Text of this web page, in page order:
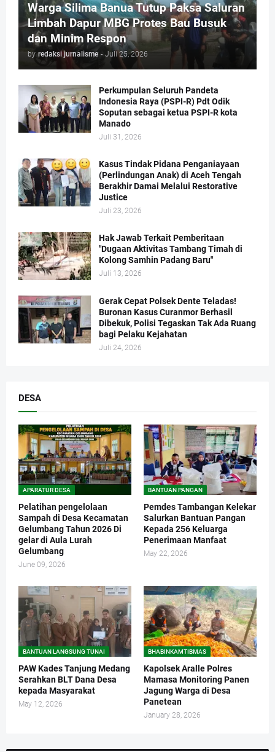
Warga Silima Banua Tutup Paksa Saluran
Limbah Dapur MBG Protes Bau Busuk
dan Minim Respon
by redaksi jurnalisme - Juli 25, 2026
Perkumpulan Seluruh Pandeta
Indonesia Raya (PSPI-R) Pdt Odik
Soputan sebagai ketua PSPI-R kota
Manado
Juli 31, 2026
Kasus Tindak Pidana Penganiayaan
(Perlindungan Anak) di Aceh Tengah
Berakhir Damai Melalui Restorative
Justice
Juli 23, 2026
Hak Jawab Terkait Pemberitaan
"Dugaan Aktivitas Tambang Timah di
Kolong Samhin Padang Baru"
Juli 13, 2026
Gerak Cepat Polsek Dente Teladas!
Buronan Kasus Curanmor Berhasil
Dibekuk, Polisi Tegaskan Tak Ada Ruang
bagi Pelaku Kejahatan
Juli 24, 2026
DESA
APARATUR DESA
Pelatihan pengelolaan
Sampah di Desa Kecamatan
Gelumbang Tahun 2026 Di
gelar di Aula Lurah
Gelumbang
June 09, 2026
BANTUAN PANGAN
Pemdes Tambangan Kelekar
Salurkan Bantuan Pangan
Kepada 256 Keluarga
Penerimaan Manfaat
May 22, 2026
BANTUAN LANGSUNG TUNAI
PAW Kades Tanjung Medang
Serahkan BLT Dana Desa
kepada Masyarakat
May 12, 2026
BHABINKAMTIBMAS
Kapolsek Aralle Polres
Mamasa Monitoring Panen
Jagung Warga di Desa
Panetean
January 28, 2026